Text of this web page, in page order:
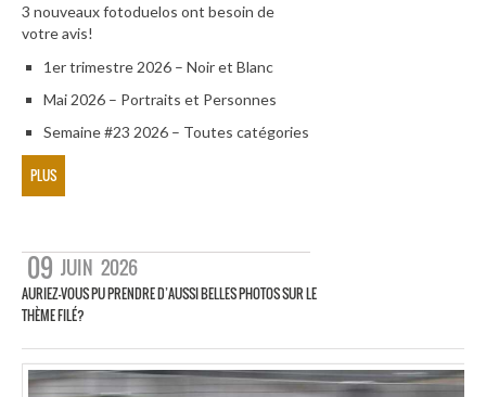
3 nouveaux fotoduelos ont besoin de
votre avis!
1er trimestre 2026 – Noir et Blanc
Mai 2026 – Portraits et Personnes
Semaine #23 2026 – Toutes catégories
PLUS
09 JUIN 2026
AURIEZ-VOUS PU PRENDRE D’AUSSI BELLES PHOTOS SUR LE
THÈME FILÉ?